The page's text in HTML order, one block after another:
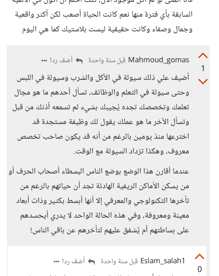
السابقة بأي فترة منها نعم كانت الحياة أصعب لكن أكثر واقعية
وجمال وصفاء وكانت حقيقية ليست بلاستيك كما هي اليوم
1
Mahmoud_gomas قبل سنة واحدة أضف ردا
أضيف علي ذلك سيولة في الأكل والشرب وسيولة في اللبس
وحتى سيولة في التعلم والوظائف، تسأل أحدهم ما هو مجال
تعلمك وتخصصك تجده يُجيبك بشيء لم تسمعه أذنك من قبل
وتسأل الآخر ما هو عملك يقول لك وظيفة مستجدة قد
اخترعها منذ يومين بالرغم من أنه قد يكون صاحب تخصص
معروف، وهكذا تزداد السيولة مع الوقت.
عندما أقارن هذا الوضع بوضع الناس البسطاء أصحاب الحرف أو
من يسكن الأماكن الريفية الهادئة تجد أن حياتهم بالرغم من
تأخرها التكنولوجي والمعرفي إلا أنها أبسط بكثير وذات أبعاد
معينة ومعروفة، وفي هذه الحالة الواحد لا يدري أيحسدهم
على بساطتهم أم يُشفق عليهم لتأخرهم عن باقي الناس!
0
Eslam_salah1 قبل سنة واحدة أضف ردا